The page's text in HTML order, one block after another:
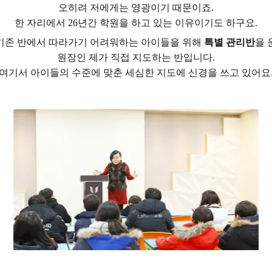
오히려 저에게는 영광이기 때문이죠.
한 자리에서 26년간 학원을 하고 있는 이유이기도 하구요.
존 반에서 따라가기 어려워하는 아이들을 위해 특별 관리반을
원장인 제가 직접 지도하는 반입니다.
기서 아이들의 수준에 맞춘 세심한 지도에 신경을 쓰고 있어요.